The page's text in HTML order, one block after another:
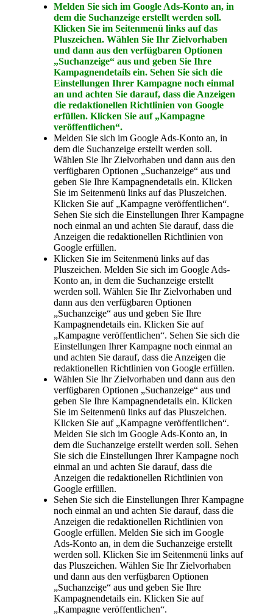
Melden Sie sich im Google Ads-Konto an, in
dem die Suchanzeige erstellt werden soll.
Klicken Sie im Seitenmenü links auf das
Pluszeichen. Wählen Sie Ihr Zielvorhaben
und dann aus den verfügbaren Optionen
„Suchanzeige“ aus und geben Sie Ihre
Kampagnendetails ein. Sehen Sie sich die
Einstellungen Ihrer Kampagne noch einmal
an und achten Sie darauf, dass die Anzeigen
die redaktionellen Richtlinien von Google
erfüllen. Klicken Sie auf „Kampagne
veröffentlichen“.
Melden Sie sich im Google Ads-Konto an, in
dem die Suchanzeige erstellt werden soll.
Wählen Sie Ihr Zielvorhaben und dann aus den
verfügbaren Optionen „Suchanzeige“ aus und
geben Sie Ihre Kampagnendetails ein. Klicken
Sie im Seitenmenü links auf das Pluszeichen.
Klicken Sie auf „Kampagne veröffentlichen“.
Sehen Sie sich die Einstellungen Ihrer Kampagne
noch einmal an und achten Sie darauf, dass die
Anzeigen die redaktionellen Richtlinien von
Google erfüllen.
Klicken Sie im Seitenmenü links auf das
Pluszeichen. Melden Sie sich im Google Ads-
Konto an, in dem die Suchanzeige erstellt
werden soll. Wählen Sie Ihr Zielvorhaben und
dann aus den verfügbaren Optionen
„Suchanzeige“ aus und geben Sie Ihre
Kampagnendetails ein. Klicken Sie auf
„Kampagne veröffentlichen“. Sehen Sie sich die
Einstellungen Ihrer Kampagne noch einmal an
und achten Sie darauf, dass die Anzeigen die
redaktionellen Richtlinien von Google erfüllen.
Wählen Sie Ihr Zielvorhaben und dann aus den
verfügbaren Optionen „Suchanzeige“ aus und
geben Sie Ihre Kampagnendetails ein. Klicken
Sie im Seitenmenü links auf das Pluszeichen.
Klicken Sie auf „Kampagne veröffentlichen“.
Melden Sie sich im Google Ads-Konto an, in
dem die Suchanzeige erstellt werden soll. Sehen
Sie sich die Einstellungen Ihrer Kampagne noch
einmal an und achten Sie darauf, dass die
Anzeigen die redaktionellen Richtlinien von
Google erfüllen.
Sehen Sie sich die Einstellungen Ihrer Kampagne
noch einmal an und achten Sie darauf, dass die
Anzeigen die redaktionellen Richtlinien von
Google erfüllen. Melden Sie sich im Google
Ads-Konto an, in dem die Suchanzeige erstellt
werden soll. Klicken Sie im Seitenmenü links auf
das Pluszeichen. Wählen Sie Ihr Zielvorhaben
und dann aus den verfügbaren Optionen
„Suchanzeige“ aus und geben Sie Ihre
Kampagnendetails ein. Klicken Sie auf
„Kampagne veröffentlichen“.